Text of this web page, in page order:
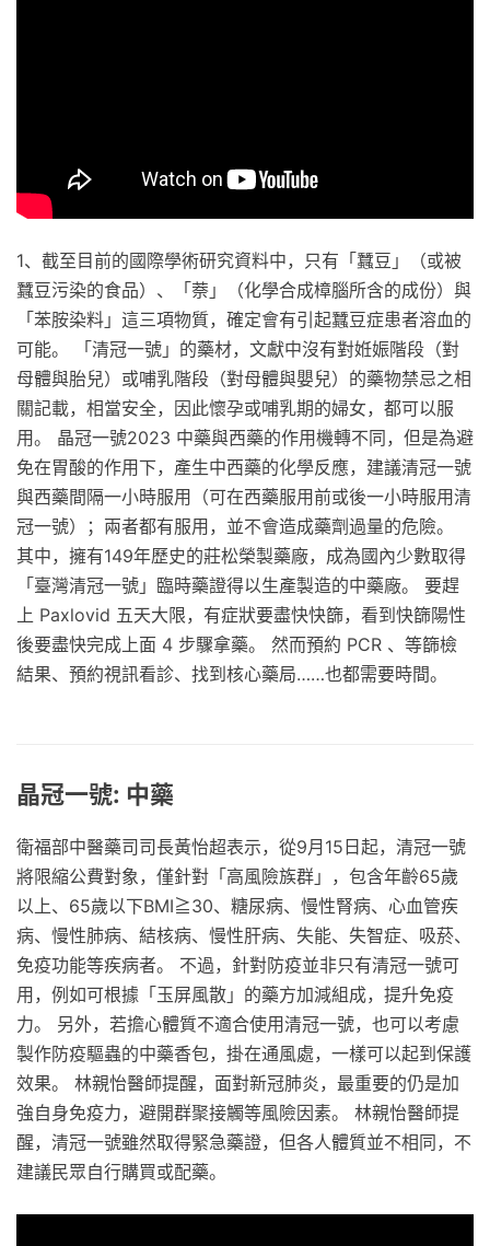
1、截至目前的國際學術研究資料中，只有「蠶豆」（或被
蠶豆污染的食品）、「萘」（化學合成樟腦所含的成份）與
「苯胺染料」這三項物質，確定會有引起蠶豆症患者溶血的
可能。 「清冠一號」的藥材，文獻中沒有對姙娠階段（對
母體與胎兒）或哺乳階段（對母體與嬰兒）的藥物禁忌之相
關記載，相當安全，因此懷孕或哺乳期的婦女，都可以服
用。 晶冠一號2023 中藥與西藥的作用機轉不同，但是為避
免在胃酸的作用下，產生中西藥的化學反應，建議清冠一號
與西藥間隔一小時服用（可在西藥服用前或後一小時服用清
冠一號）；兩者都有服用，並不會造成藥劑過量的危險。
其中，擁有149年歷史的莊松榮製藥廠，成為國內少數取得
「臺灣清冠一號」臨時藥證得以生產製造的中藥廠。 要趕
上 Paxlovid 五天大限，有症狀要盡快快篩，看到快篩陽性
後要盡快完成上面 4 步驟拿藥。 然而預約 PCR 、等篩檢
結果、預約視訊看診、找到核心藥局……也都需要時間。
晶冠一號: 中藥
衛福部中醫藥司司長黃怡超表示，從9月15日起，清冠一號
將限縮公費對象，僅針對「高風險族群」，包含年齡65歲
以上、65歲以下BMI≧30、糖尿病、慢性腎病、心血管疾
病、慢性肺病、結核病、慢性肝病、失能、失智症、吸菸、
免疫功能等疾病者。 不過，針對防疫並非只有清冠一號可
用，例如可根據「玉屏風散」的藥方加減組成，提升免疫
力。 另外，若擔心體質不適合使用清冠一號，也可以考慮
製作防疫驅蟲的中藥香包，掛在通風處，一樣可以起到保護
效果。 林親怡醫師提醒，面對新冠肺炎，最重要的仍是加
強自身免疫力，避開群聚接觸等風險因素。 林親怡醫師提
醒，清冠一號雖然取得緊急藥證，但各人體質並不相同，不
建議民眾自行購買或配藥。